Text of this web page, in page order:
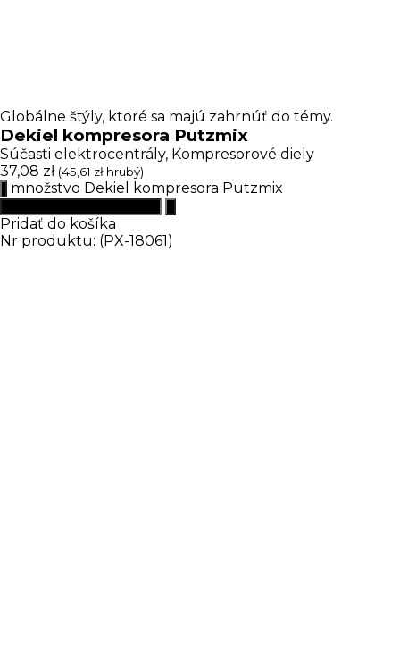
Globálne štýly, ktoré sa majú zahrnúť do témy.
Dekiel kompresora Putzmix
Súčasti elektrocentrály, Kompresorové diely
37,08 zł (45,61 zł hrubý)
množstvo Dekiel kompresora Putzmix
Pridať do košíka
Nr produktu: (PX-18061)